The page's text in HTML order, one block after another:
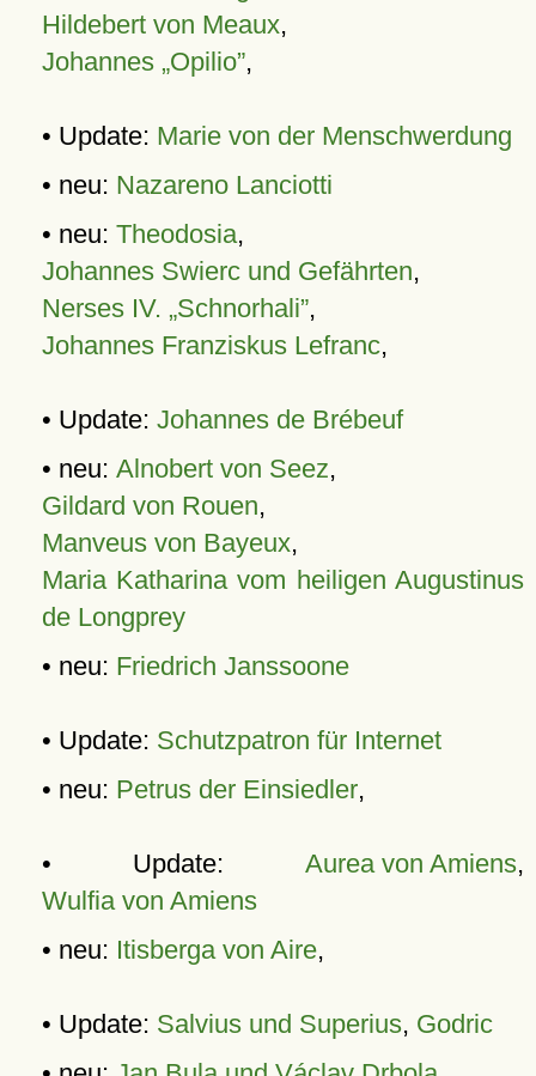
Hildebert von Meaux,
Johannes „Opilio”,
• Update: Marie von der Menschwerdung
• neu: Nazareno Lanciotti
• neu: Theodosia,
Johannes Swierc und Gefährten,
Nerses IV. „Schnorhali”,
Johannes Franziskus Lefranc,
• Update: Johannes de Brébeuf
• neu: Alnobert von Seez,
Gildard von Rouen,
Manveus von Bayeux,
Maria Katharina vom heiligen Augustinus
de Longprey
• neu: Friedrich Janssoone
• Update: Schutzpatron für Internet
• neu: Petrus der Einsiedler,
• Update: Aurea von Amiens,
Wulfia von Amiens
• neu: Itisberga von Aire,
• Update: Salvius und Superius, Godric